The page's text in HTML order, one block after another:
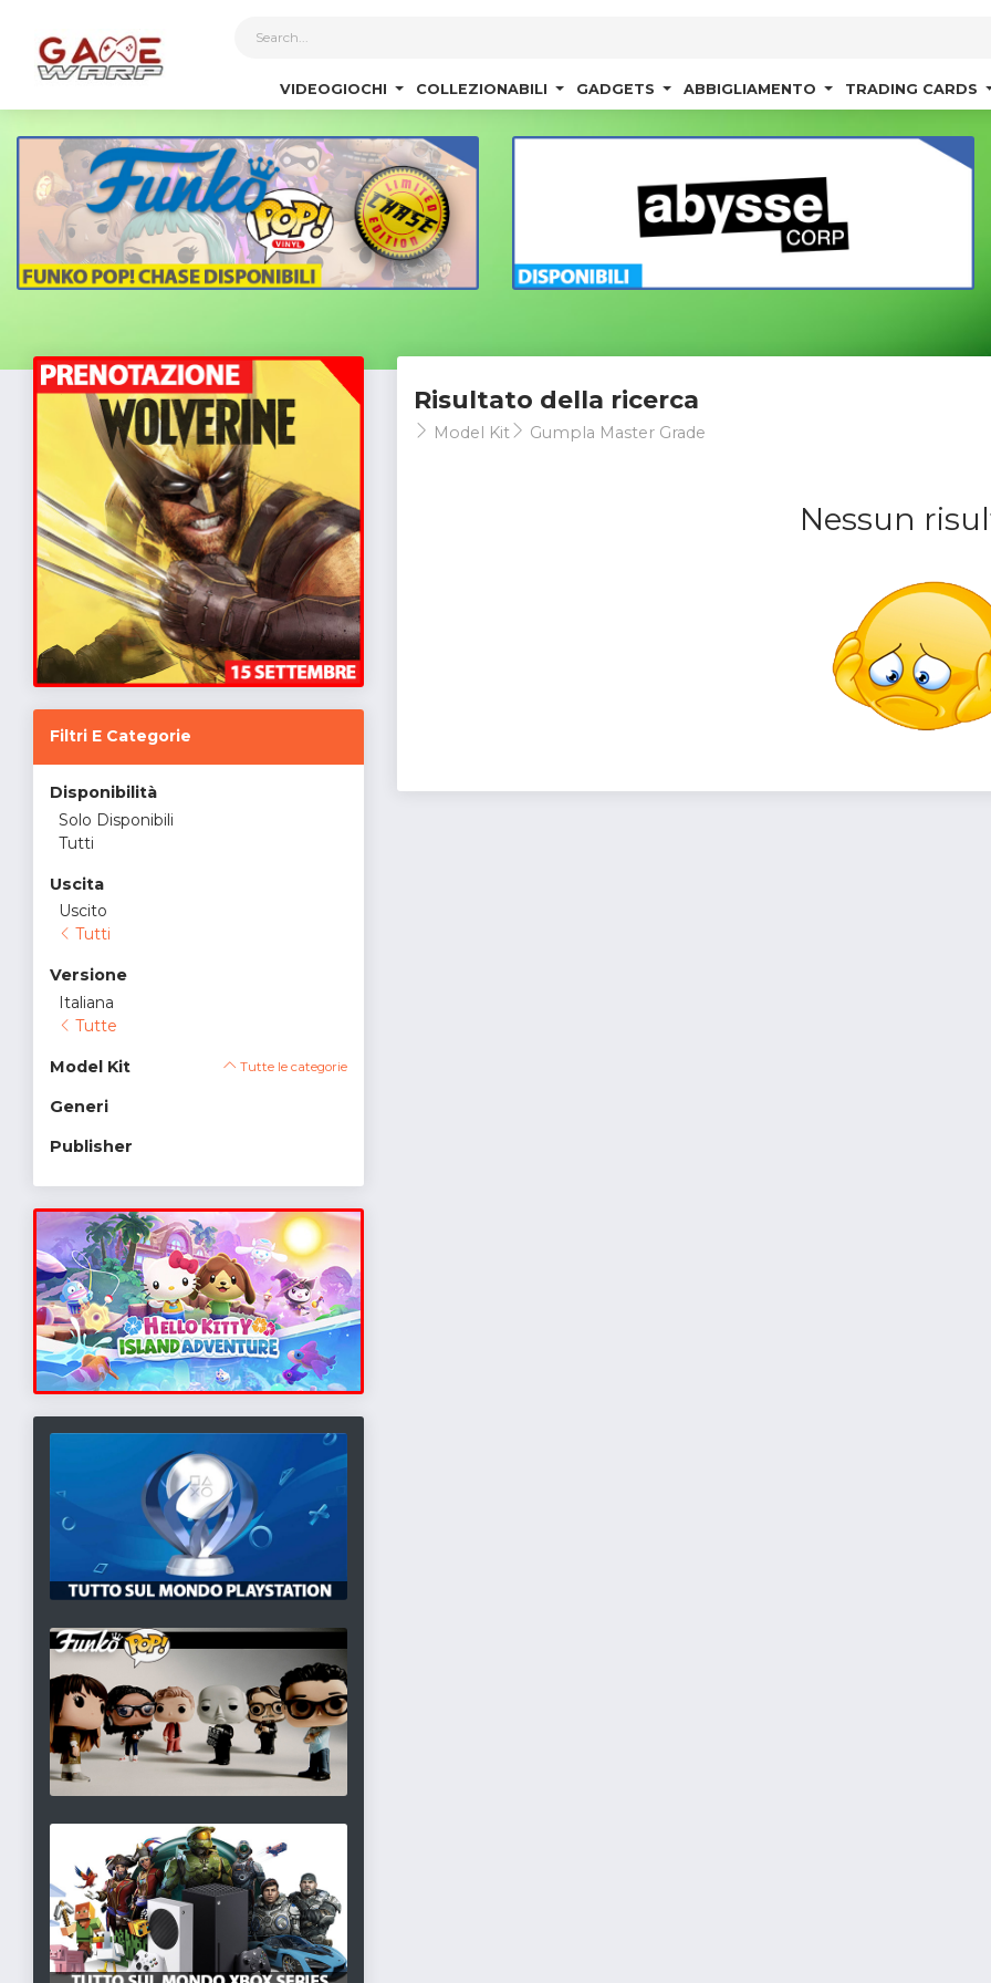
VIDEOGIOCHI COLLEZIONABILI GADGETS ABBIGLIAMENTO TRADING CARDS
Filtri E Categorie
Disponibilità
Solo Disponibili
Tutti
Uscita
Uscito
Tutti
Versione
Italiana
Tutte
Model Kit Tutte le categorie
Generi
Publisher
Risultato della ricerca
Model Kit Gumpla Master Grade
Nessun